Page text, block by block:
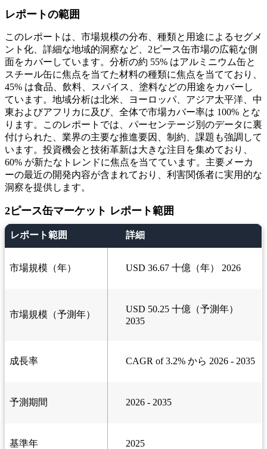
レポートの範囲
このレポートは、市場規模の分布、種類と用途によるセグメ
ント化、詳細な地域的洞察など、2ピース缶市場の広範な側
面をカバーしています。分析の約 55% はアルミニウム缶と
スチール缶に焦点を当てた材料の種類に焦点を当てており、
45% は食品、飲料、スパイス、塗料などの用途をカバーし
ています。地域分析は北米、ヨーロッパ、アジア太平洋、中
東およびアフリカに及び、全体で市場カバー率は 100% とな
ります。このレポートでは、パーセンテージ別のデータに裏
付けられた、業界の主要な推進要因、制約、課題も強調して
います。投資機会と技術革新は大きな注目を集めており、
60% が新たなトレンドに焦点を当てています。主要メーカ
ーの最近の開発内容が含まれており、利害関係者に実用的な
洞察を提供します。
2ピース缶マーケット レポート範囲
レポート範囲 詳細
市場規模（年） USD 36.67 十億（年） 2026
市場規模（予測年）
USD 50.25 十億（予測年）
2035
成長率 CAGR of 3.2% から 2026 - 2035
予測期間 2026 - 2035
基準年 2025